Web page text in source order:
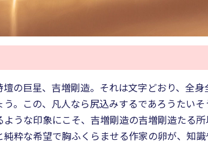
の巨星、吉増剛造。それは文字どおり、全
。この、凡人なら尻込みするであろうたい
うな印象にこそ、吉増剛造の吉増剛造たる
粋な希望で胸ふくらませる作家の卵が、知